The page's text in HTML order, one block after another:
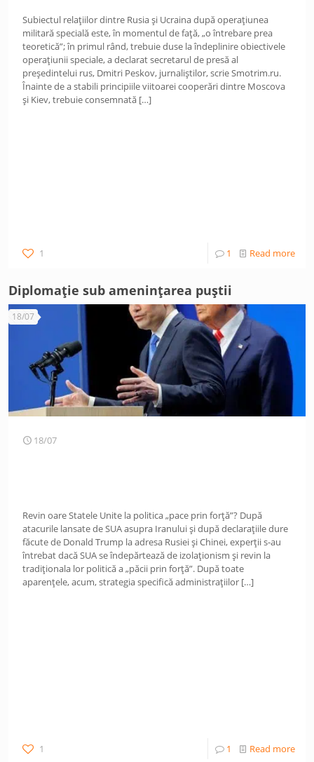
Subiectul relațiilor dintre Rusia și Ucraina după operațiunea
militară specială este, în momentul de față, „o întrebare prea
teoretică”; în primul rând, trebuie duse la îndeplinire obiectivele
operațiunii speciale, a declarat secretarul de presă al
președintelui rus, Dmitri Peskov, jurnaliștilor, scrie Smotrim.ru.
Înainte de a stabili principiile viitoarei cooperări dintre Moscova
și Kiev, trebuie consemnată […]
1 1 Read more
Diplomație sub amenințarea puștii
18/07
18/07
Revin oare Statele Unite la politica „pace prin forță”? După
atacurile lansate de SUA asupra Iranului și după declarațiile dure
făcute de Donald Trump la adresa Rusiei și Chinei, experții s-au
întrebat dacă SUA se îndepărtează de izolaționism și revin la
tradiționala lor politică a „păcii prin forță”. După toate
aparențele, acum, strategia specifică administrațiilor […]
1 1 Read more